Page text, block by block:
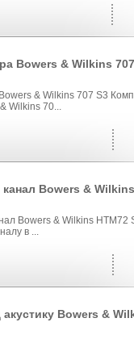
Bowers & Wilkins
& Wilkins 707 S3
Wilkins 70...
Bowers &
Bowers & Wilkins HTM72
в ...
акустику Bowers &